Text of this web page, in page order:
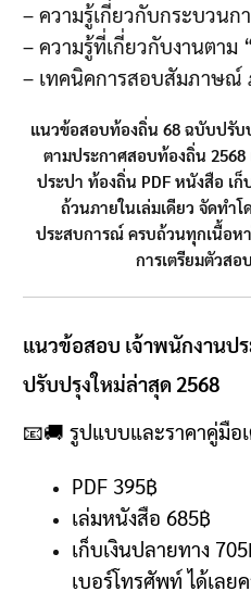
– ความรู้เกี่ยวกับกระบวน
– ความรู้ที่เกี่ยวกับงานตา
– เทคนิคการสอบสัมภาษณ์
แนวข้อสอบท้องถิ่น 68 ฉบับปรับ
ตามประกาศสอบท้องถิ่น
ประปา ท้องถิ่น PDF หนังสือ เก็
ถ้วนภายในเล่มเดียว จัดทำ
ประสบการณ์ ครบถ้วนทุกเนื้อหา
การเตรียมตัวสอ
แนวข้อสอบ เจ้าพนักงานป
ปรับปรุงใหม่ล่าสุด 2568
📧🚚รูปแบบและราคาคู่มือ
PDF 395฿
เล่มหนังสือ 685฿
เก็บเงินปลายทาง
เบอร์โทรศัพท์ ได้เลย